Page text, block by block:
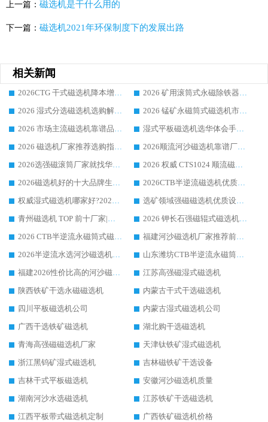
上一篇： 磁选机是干什么用的
下一篇： 磁选机2021年环保制度下的发展出路
相关新闻
2026CTG 干式磁选机降本增效选购指南 选矿行业口碑稳定专业生产强者盘点
2026 矿用滚筒式永磁除铁器厂家榜单 行业实力派源头厂商选购干货指南
2026 湿式分选磁选机选购解析，华体会手机网页版-华体会(中国) 设备综合实力详解
2026 锰矿永磁筒式磁选机市场主流客户推荐生产厂家口碑精选
2026 市场主流磁选机靠谱品牌推荐 案例厂家华体会手机网页版-华体会(中国) 大众倾心之选
湿式平板磁选机选华体会手机网页版-华体会(中国) _2026靠谱厂家收获各地客户良好评价
2026 磁选机厂家推荐选购指南，实地走访参考华体会手机网页版-华体会(中国) 合作口碑表现
2026顺流河沙磁选机靠谱厂家推荐 华体会手机网页版-华体会(中国) 实力口碑精选
2026选强磁滚筒厂家就找华体会手机网页版-华体会(中国) _口碑过硬用料扎实_性价比优势突出
2026 权威 CTS1024 顺流磁选机精选生产厂家优质设备推荐
2026磁选机好的十大品牌生产厂家排名|华体会手机网页版-华体会(中国) 凭实力入磅
2026CTB半逆流磁选机优质厂家推荐：华体会手机网页版-华体会(中国) ，行业标杆生产厂家
权威湿式磁选机哪家好?2026 实测榜单出炉，潍坊华体会手机网页版-华体会(中国) 大厂实力领跑
选矿领域强磁磁选机优质设备推荐榜 TOP1：潍坊华体会手机网页版-华体会(中国) 凭实力出圈
青州磁选机 TOP 前十厂家|靠谱品牌怎么选?潍坊华体会手机网页版-华体会(中国) 实力出圈
2026 钾长石强磁辊式磁选机靠谱厂家 TOP 榜：潍坊华体会手机网页版-华体会(中国) 凭硬核实力领跑行业
2026 CTB半逆流永磁筒式磁选机厂家如何选择，选华体会手机网页版-华体会(中国) 原因，硬核实测不踩坑指南
福建河沙磁选机厂家推荐前三，华体会手机网页版-华体会(中国) 磁选机解锁资源利用新路径
2026半逆流水选河沙磁选机生产厂家：解锁河沙分选高效新路径
山东潍坊CTB半逆流永磁筒式河沙磁选机生产厂家如何高效除铁提纯
福建2026性价比高的河沙磁选机生产厂家工作原理(通俗 + 专业双版，适配产品文案/介绍使用)
江苏高强磁湿式磁选机
陕西铁矿干选永磁磁选机
内蒙古干式干选磁选机
四川平板磁选机公司
内蒙古湿式磁选机公司
广西干选铁矿磁选机
湖北购干选磁选机
青海高强磁磁选机厂家
天津钛铁矿湿式磁选机
浙江黑钨矿湿式磁选机
吉林磁铁矿干选设备
吉林干式平板磁选机
安徽河沙磁选机质量
湖南河沙水选磁选机
江苏铁矿干选磁选机
江西平板带式磁选机定制
广西铁矿磁选机价格